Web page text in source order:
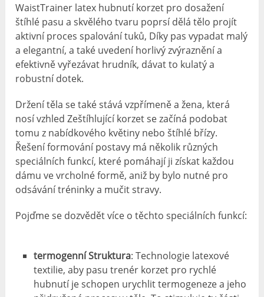
WaistTrainer latex hubnutí korzet pro dosažení
štíhlé pasu a skvělého tvaru poprsí dělá tělo projít
aktivní proces spalování tuků, Díky pas vypadat malý
a elegantní, a také uvedení horlivý zvýraznění a
efektivně vyřezávat hrudník, dávat to kulatý a
robustní dotek.
Držení těla se také stává vzpřímeně a žena, která
nosí vzhled Zeštíhlující korzet se začíná podobat
tomu z nabídkového květiny nebo štíhlé břízy.
Řešení formování postavy má několik různých
speciálních funkcí, které pomáhají ji získat každou
dámu ve vrcholné formě, aniž by bylo nutné pro
odsávání tréninky a mučit stravy.
Pojďme se dozvědět více o těchto speciálních funkcí:
termogenní Struktura: Technologie latexové
textilie, aby pasu trenér korzet pro rychlé
hubnutí je schopen urychlit termogeneze a jeho